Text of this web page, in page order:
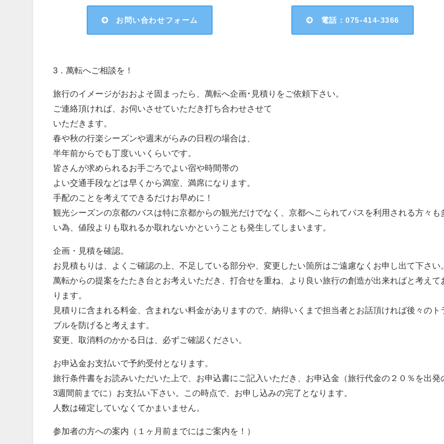
お問い合わせフォーム 電話：075-414-3366
3．萬転へご相談を！
旅行のイメージがおおよそ固まったら、萬転へ企画･見積りをご依頼下さい。
ご連絡頂ければ、お伺いさせていただき打ち合わせさせて
いただきます。
春や秋の行楽シーズンや週末がらみの日程の場合は、
半年前からでも丁度いいくらいです。
皆さんが求められるお手ごろでよい宿や時間帯の
よい交通手段などは早くから満室、満席になります。
手配のことを考えてできるだけお早めに！
観光シーズンの京都のバスは特に京都からの観光だけでなく、京都へこられてバスを利用される方々も
い為、値段よりも取れるか取れないかということも発生してしまいます。
企画・見積を確認。
お見積もりは、よくご確認の上、不足している部分や、変更したい箇所はご遠慮なくお申し出て下さい
萬転からの提案をたたき台とお考えいただき、打合せを重ね、より良い旅行の創造が出来ればと考えて
ります。
見積りに含まれる料金、含まれない料金がありますので、納得いくまで担当者とお話頂ければ後々のト
ブルを防げると考えます。
変更、取消料のかかる日は、必ずご確認ください。
お申込金お支払いで予約受付となります。
旅行条件書をお読みいただいた上で、お申込書にご記入いただき、お申込金（旅行代金の２０％を出発
3週間前までに）お支払い下さい。この時点で、お申し込みの完了となります。
人数は確定していなくてかまいません。
参加者の方への案内（１ヶ月前までにはご案内を！）